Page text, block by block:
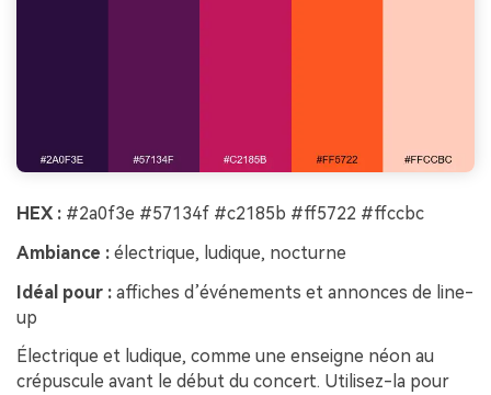
HEX : #2a0f3e #57134f #c2185b #ff5722 #ffccbc
Ambiance : électrique, ludique, nocturne
Idéal pour : affiches d’événements et annonces de line-
up
Électrique et ludique, comme une enseigne néon au
crépuscule avant le début du concert. Utilisez-la pour